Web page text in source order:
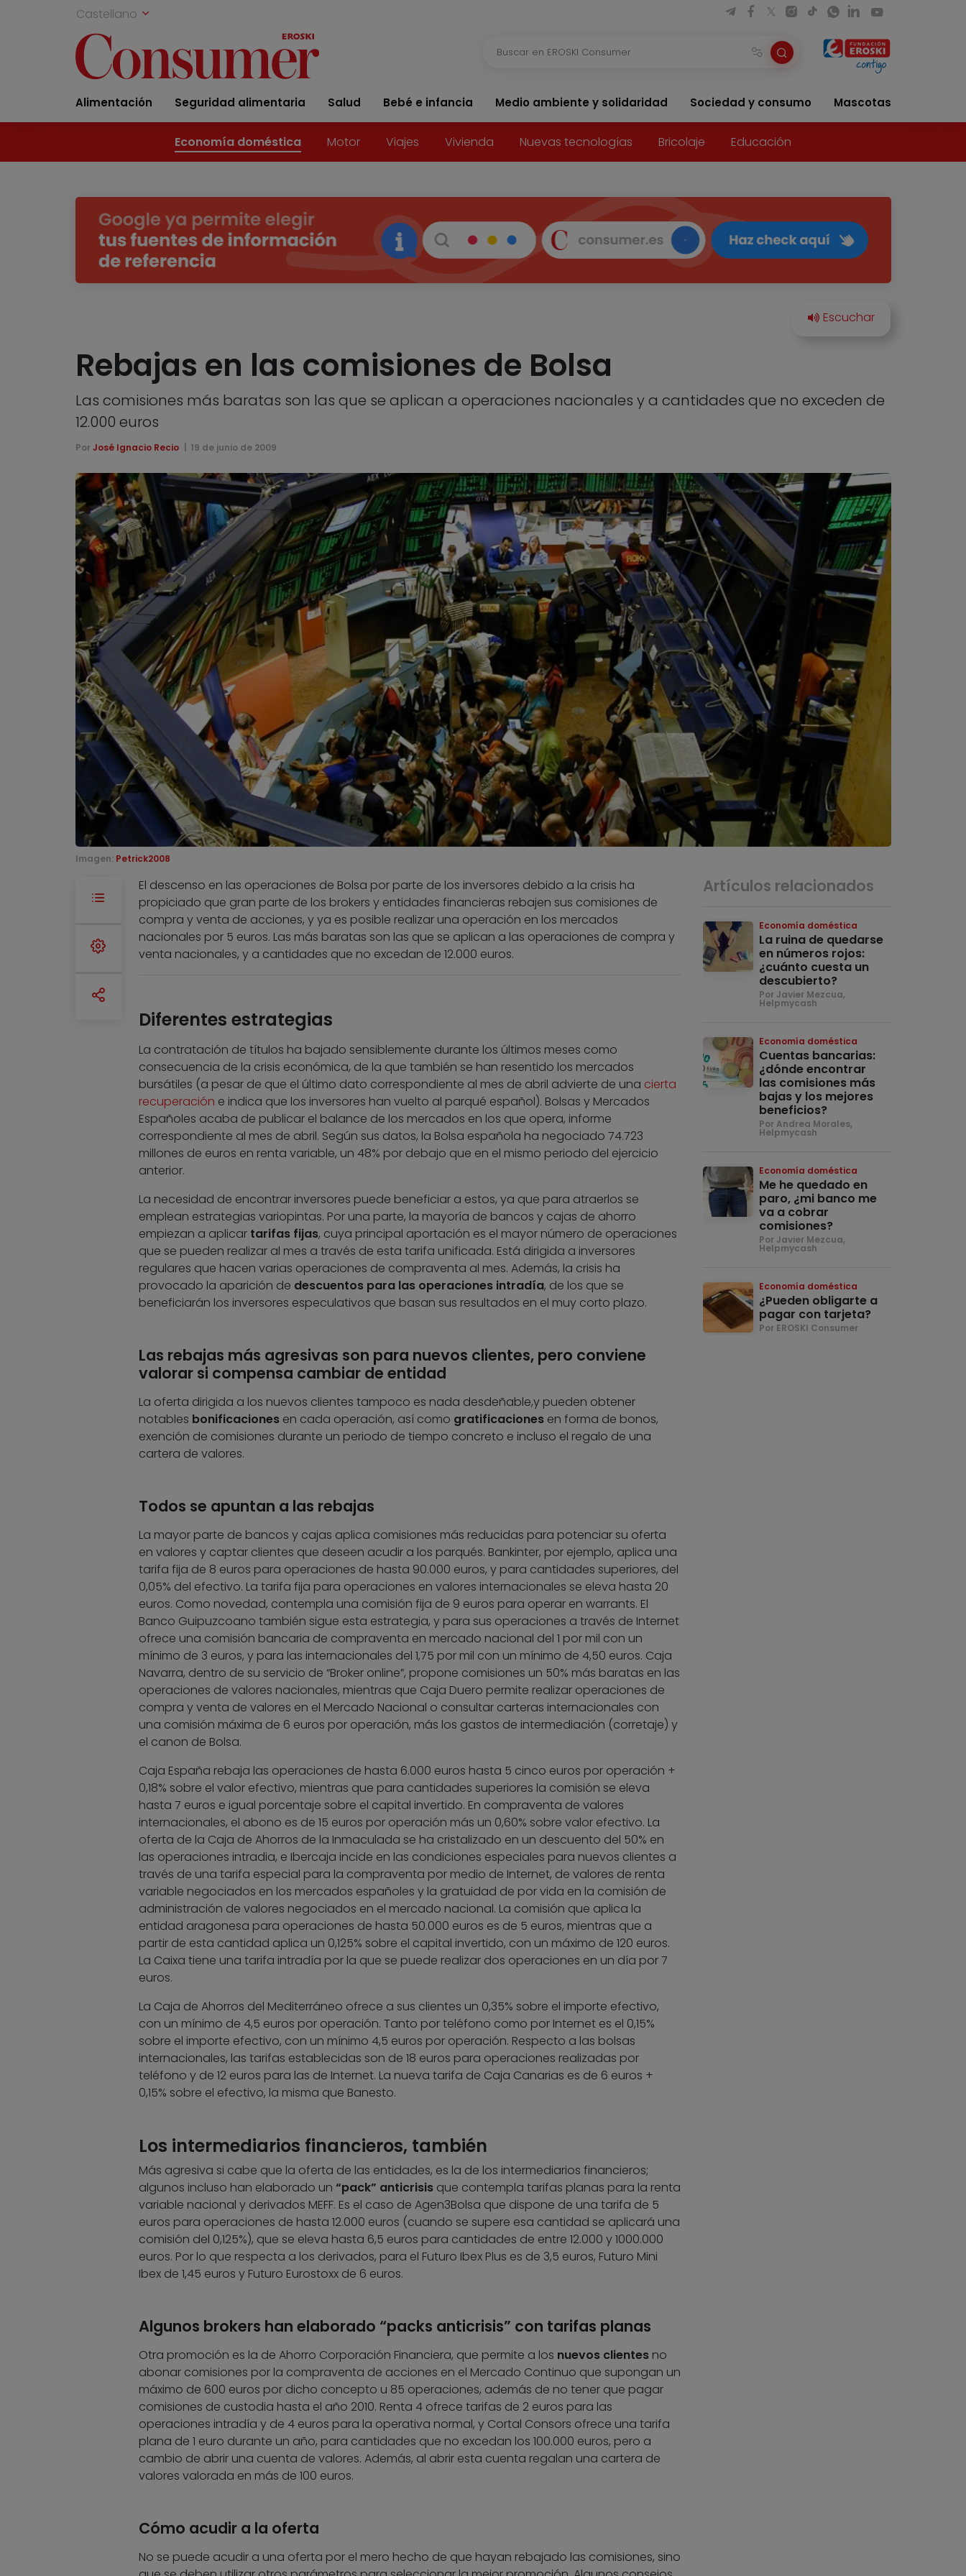
Castellano
Alimentación Seguridad alimentaria Salud Bebé e infancia Medio ambiente y solidaridad Sociedad y consumo Mascotas
Economía doméstica Motor Viajes Vivienda Nuevas tecnologías Bricolaje Educación
Rebajas en las comisiones de Bolsa
Las comisiones más baratas son las que se aplican a operaciones nacionales y a cantidades que no exceden de
12.000 euros
Por José Ignacio Recio 19 de junio de 2009
Imagen: Petrick2008
El descenso en las operaciones de Bolsa por parte de los inversores debido a la crisis ha
propiciado que gran parte de los brokers y entidades financieras rebajen sus comisiones de
compra y venta de acciones, y ya es posible realizar una operación en los mercados
nacionales por 5 euros. Las más baratas son las que se aplican a las operaciones de compra y
venta nacionales, y a cantidades que no excedan de 12.000 euros.
Diferentes estrategias
La contratación de títulos ha bajado sensiblemente durante los últimos meses como
consecuencia de la crisis económica, de la que también se han resentido los mercados
bursátiles (a pesar de que el último dato correspondiente al mes de abril advierte de una cierta
recuperación e indica que los inversores han vuelto al parqué español). Bolsas y Mercados
Españoles acaba de publicar el balance de los mercados en los que opera, informe
correspondiente al mes de abril. Según sus datos, la Bolsa española ha negociado 74.723
millones de euros en renta variable, un 48% por debajo que en el mismo periodo del ejercicio
anterior.
La necesidad de encontrar inversores puede beneficiar a estos, ya que para atraerlos se
emplean estrategias variopintas. Por una parte, la mayoría de bancos y cajas de ahorro
empiezan a aplicar tarifas fijas, cuya principal aportación es el mayor número de operaciones
que se pueden realizar al mes a través de esta tarifa unificada. Está dirigida a inversores
regulares que hacen varias operaciones de compraventa al mes. Además, la crisis ha
provocado la aparición de descuentos para las operaciones intradía, de los que se
beneficiarán los inversores especulativos que basan sus resultados en el muy corto plazo.
Las rebajas más agresivas son para nuevos clientes, pero conviene
valorar si compensa cambiar de entidad
La oferta dirigida a los nuevos clientes tampoco es nada desdeñable,y pueden obtener
notables bonificacionesen cada operación, así como gratificacionesen forma de bonos,
exención de comisiones durante un periodo de tiempo concreto e incluso el regalo de una
cartera de valores.
Todos se apuntan a las rebajas
La mayor parte de bancos y cajas aplica comisiones más reducidas para potenciar su oferta
en valores y captar clientes que deseen acudir a los parqués. Bankinter, por ejemplo, aplica una
tarifa fija de 8 euros para operaciones de hasta 90.000 euros, y para cantidades superiores, del
0,05% del efectivo. La tarifa fija para operaciones en valores internacionales se eleva hasta 20
euros. Como novedad, contempla una comisión fija de 9 euros para operar en warrants. El
Banco Guipuzcoano también sigue esta estrategia, y para sus operaciones a través de Internet
ofrece una comisión bancaria de compraventa en mercado nacional del 1 por mil con un
mínimo de 3 euros, y para las internacionales del 1,75 por mil con un mínimo de 4,50 euros. Caja
Navarra, dentro de su servicio de “Broker online”, propone comisiones un 50% más baratas en las
operaciones de valores nacionales, mientras que Caja Duero permite realizar operaciones de
compra y venta de valores en el Mercado Nacional o consultar carteras internacionales con
una comisión máxima de 6 euros por operación, más los gastos de intermediación (corretaje) y
el canon de Bolsa.
Caja España rebaja las operaciones de hasta 6.000 euros hasta 5 cinco euros por operación +
0,18% sobre el valor efectivo, mientras que para cantidades superiores la comisión se eleva
hasta 7 euros e igual porcentaje sobre el capital invertido. En compraventa de valores
internacionales, el abono es de 15 euros por operación más un 0,60% sobre valor efectivo. La
oferta de la Caja de Ahorros de la Inmaculada se ha cristalizado en un descuento del 50% en
las operaciones intradia, e Ibercaja incide en las condiciones especiales para nuevos clientes a
través de una tarifa especial para la compraventa por medio de Internet, de valores de renta
variable negociados en los mercados españoles y la gratuidad de por vida en la comisión de
administración de valores negociados en el mercado nacional. La comisión que aplica la
entidad aragonesa para operaciones de hasta 50.000 euros es de 5 euros, mientras que a
partir de esta cantidad aplica un 0,125% sobre el capital invertido, con un máximo de 120 euros.
La Caixa tiene una tarifa intradía por la que se puede realizar dos operaciones en un día por 7
euros.
La Caja de Ahorros del Mediterráneo ofrece a sus clientes un 0,35% sobre el importe efectivo,
con un mínimo de 4,5 euros por operación. Tanto por teléfono como por Internet es el 0,15%
sobre el importe efectivo, con un mínimo 4,5 euros por operación. Respecto a las bolsas
internacionales, las tarifas establecidas son de 18 euros para operaciones realizadas por
teléfono y de 12 euros para las de Internet. La nueva tarifa de Caja Canarias es de 6 euros +
0,15% sobre el efectivo, la misma que Banesto.
Los intermediarios financieros, también
Más agresiva si cabe que la oferta de las entidades, es la de los intermediarios financieros;
algunos incluso han elaborado un “pack” anticrisisque contempla tarifas planas para la renta
variable nacional y derivados MEFF. Es el caso de Agen3Bolsa que dispone de una tarifa de 5
euros para operaciones de hasta 12.000 euros (cuando se supere esa cantidad se aplicará una
comisión del 0,125%), que se eleva hasta 6,5 euros para cantidades de entre 12.000 y 1000.000
euros. Por lo que respecta a los derivados, para el Futuro Ibex Plus es de 3,5 euros, Futuro Mini
Ibex de 1,45 euros y Futuro Eurostoxx de 6 euros.
Algunos brokers han elaborado “packs anticrisis” con tarifas planas
Otra promoción es la de Ahorro Corporación Financiera, que permite a los nuevos clientesno
abonar comisiones por la compraventa de acciones en el Mercado Continuo que supongan un
máximo de 600 euros por dicho concepto u 85 operaciones, además de no tener que pagar
comisiones de custodia hasta el año 2010. Renta 4 ofrece tarifas de 2 euros para las
operaciones intradía y de 4 euros para la operativa normal, y Cortal Consors ofrece una tarifa
plana de 1 euro durante un año, para cantidades que no excedan los 100.000 euros, pero a
cambio de abrir una cuenta de valores. Además, al abrir esta cuenta regalan una cartera de
valores valorada en más de 100 euros.
Cómo acudir a la oferta
No se puede acudir a una oferta por el mero hecho de que hayan rebajado las comisiones, sino
Artículos relacionados
Economía doméstica
La ruina de quedarse
en números rojos:
¿cuánto cuesta un
descubierto?
Por Javier Mezcua,
Helpmycash
Economía doméstica
Cuentas bancarias:
¿dónde encontrar
las comisiones más
bajas y los mejores
beneficios?
Por Andrea Morales,
Helpmycash
Economía doméstica
Me he quedado en
paro, ¿mi banco me
va a cobrar
comisiones?
Por Javier Mezcua,
Helpmycash
Economía doméstica
¿Pueden obligarte a
pagar con tarjeta?
Por EROSKI Consumer